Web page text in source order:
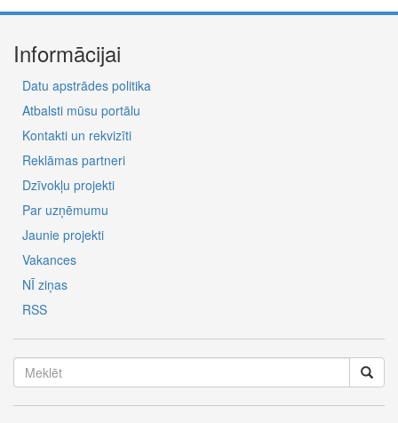
Informācijai
Datu apstrādes politika
Atbalsti mūsu portālu
Kontakti un rekvizīti
Reklāmas partneri
Dzīvokļu projekti
Par uzņēmumu
Jaunie projekti
Vakances
NĪ ziņas
RSS